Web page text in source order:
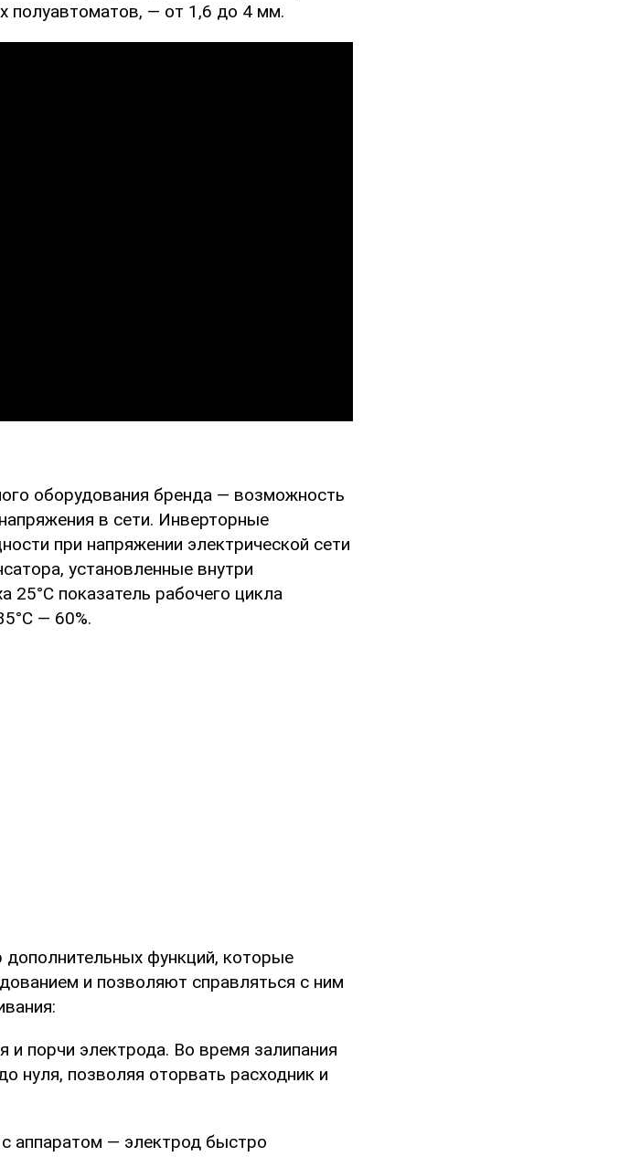
полуавтоматов, — от 1,6 до 4 мм.
оборудования бренда — возможность
в сети. Инверторные
при напряжении электрической сети
установленные внутри
25°С показатель рабочего цикла
— 60%.
функций, которые
и позволяют справляться с ним
и порчи электрода. Во время залипания
нуля, позволяя оторвать расходник и
аппаратом — электрод быстро